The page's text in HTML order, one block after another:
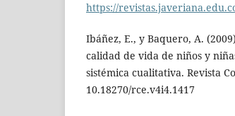
https://
Ibáñez, E., y Baquero, A.
calidad de vida de niños y
sistémica cualitativa. Revista
10.18270/rce.v4i4.1417